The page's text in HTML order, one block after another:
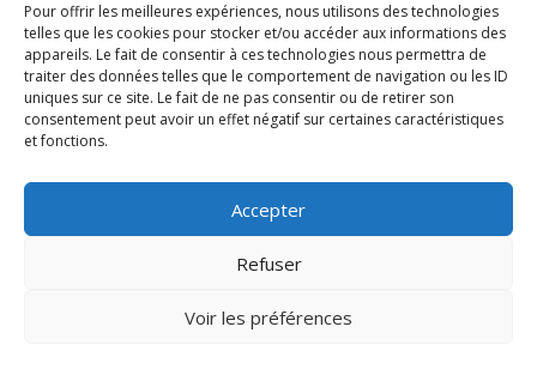
Pour offrir les meilleures expériences, nous utilisons des technologies
telles que les cookies pour stocker et/ou accéder aux informations des
appareils. Le fait de consentir à ces technologies nous permettra de
traiter des données telles que le comportement de navigation ou les ID
uniques sur ce site. Le fait de ne pas consentir ou de retirer son
consentement peut avoir un effet négatif sur certaines caractéristiques
et fonctions.
Accepter
Refuser
Voir les préférences
Facebook
Mastodon
EmailPartager
Accueil
Respiration holotropique